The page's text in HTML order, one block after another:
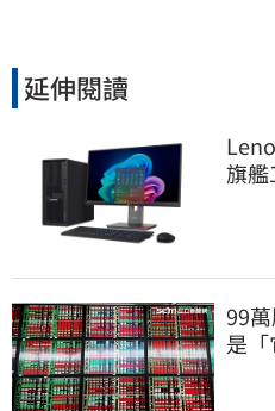
延伸閱讀
旗
99
是